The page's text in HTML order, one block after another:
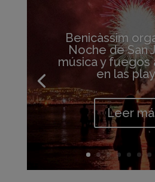
Benicàssim
Noche de San
música y fuegos
en las
Leer